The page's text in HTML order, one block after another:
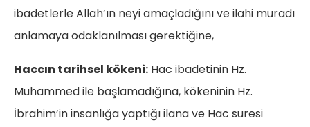
ibadetlerle Allah’ın neyi amaçladığını ve ilahi muradı
anlamaya odaklanılması gerektiğine,
Haccın tarihsel kökeni: Hac ibadetinin Hz.
Muhammed ile başlamadığına, kökeninin Hz.
İbrahim’in insanlığa yaptığı ilana ve Hac suresi